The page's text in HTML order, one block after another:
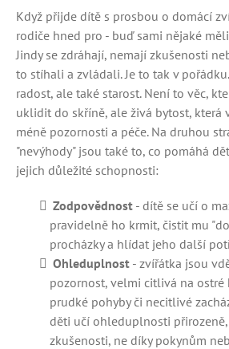
Když přijde dítě s prosbou o domácí
rodiče hned pro - buď sami nějaké
Jindy se zdráhají, nemají zkušenosti
to stíhali a zvládali. Je to tak v
radost, ale také starost. Není to věc,
uklidit do skříně, ale živá bytost, která
méně pozornosti a péče. Na druhou
"nevýhody" jsou také to, co pomáhá
jejich důležité schopnosti:
Zodpovědnost - dítě se učí o
pravidelně ho krmit, čistit mu
procházky a hlídat jeho další
Ohleduplnost - zvířátka jsou
pozornost, velmi citlivá na ostré
prudké pohyby či necitlivé
děti učí ohleduplnosti
zkušenosti, ne díky pokynům